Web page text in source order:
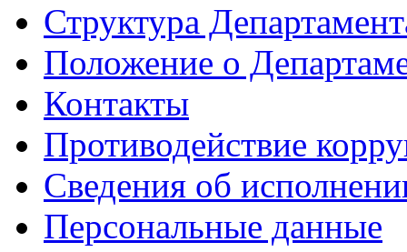
Структура
Положение о
Контакты
Противодействие
Сведения об
Персональные данные